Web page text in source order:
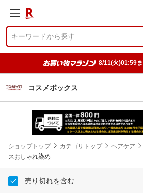
8/11(火)01:59
コスメボックス
ショップトップ カテゴリトップ ヘアケア
スおしゃれ染め
売り切れを含む